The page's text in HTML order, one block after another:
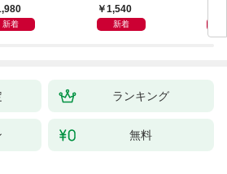
新着
人生論
1,540
新着
ランキング
無料